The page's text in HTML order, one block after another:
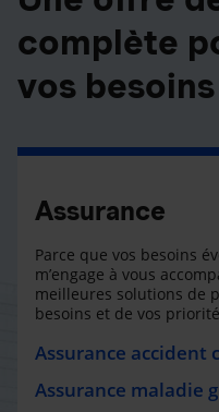
complète
vos besoins
Assurance
Parce que vos besoins
m’engage à vous
meilleures solutions de
besoins et de vos
Assurance accident
Assurance maladie